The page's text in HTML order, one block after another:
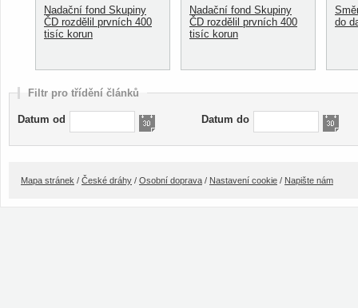
Nadační fond Skupiny
ČD rozdělil prvních 400
tisíc korun
Nadační fond Skupiny
ČD rozdělil prvních 400
tisíc korun
do
Filtr pro třídění článků
Datum od Datum do
Mapa stránek / České dráhy / Osobní doprava / Nastavení cookie / Napište nám